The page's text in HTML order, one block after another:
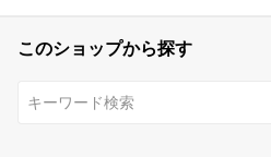
このショップから探す